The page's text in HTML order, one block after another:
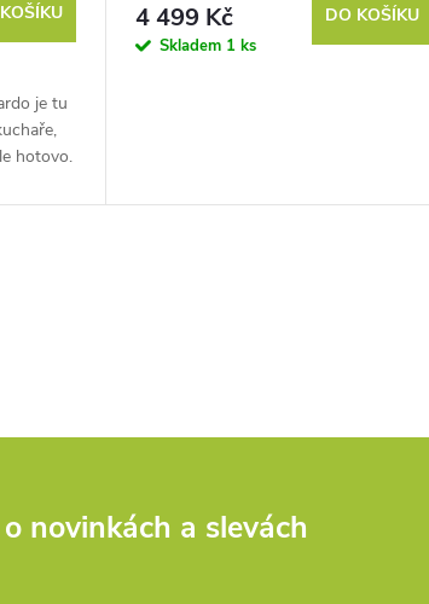
je tu
hotovo.
4 499 Kč
Skladem 1 ks
DO KOŠÍKU
novinkách a slevách